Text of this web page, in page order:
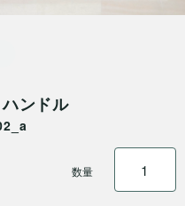
ンドル
数量